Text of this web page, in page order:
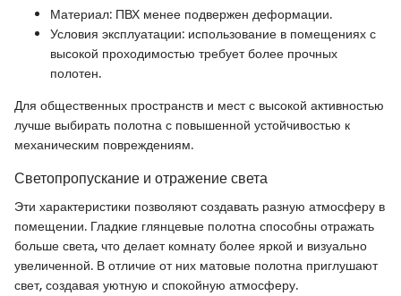
Материал: ПВХ менее подвержен деформации.
Условия эксплуатации: использование в помещениях с
высокой проходимостью требует более прочных
полотен.
Для общественных пространств и мест с высокой активностью
лучше выбирать полотна с повышенной устойчивостью к
механическим повреждениям.
Светопропускание и отражение света
Эти характеристики позволяют создавать разную атмосферу в
помещении. Гладкие глянцевые полотна способны отражать
больше света, что делает комнату более яркой и визуально
увеличенной. В отличие от них матовые полотна приглушают
свет, создавая уютную и спокойную атмосферу.